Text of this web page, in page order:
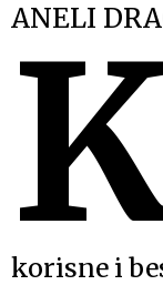
ANELI
korisne i